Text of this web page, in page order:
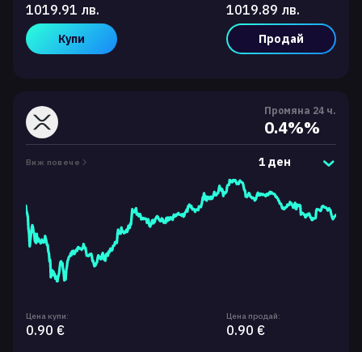
1019.91 лв.
Купи
1019.89 лв.
Продай
Промяна 24 ч.
0.4%%
Виж повече 1 ден
Цена купи:
0.90 €
Цена продай:
0.90 €